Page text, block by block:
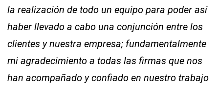
la realización de todo un equipo para poder así
haber llevado a cabo una conjunción entre los
clientes y nuestra empresa; fundamentalmente
mi agradecimiento a todas las firmas que nos
han acompañado y confiado en nuestro trabajo